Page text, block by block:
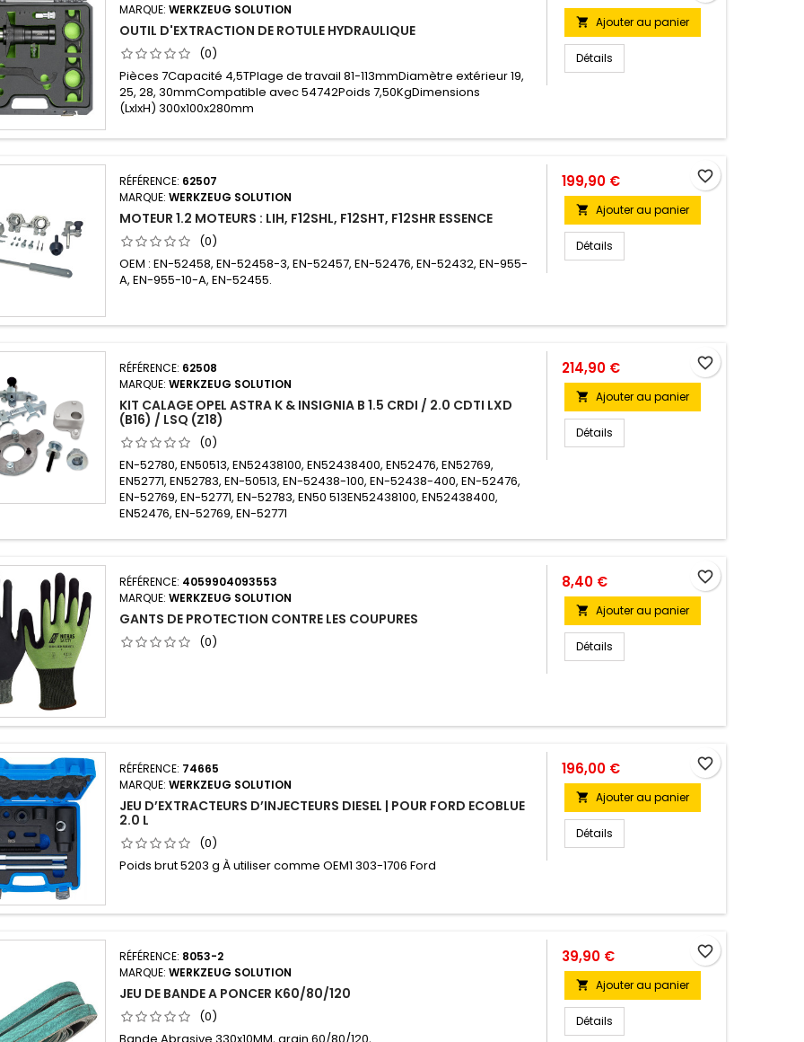
MARQUE:WERKZEUG SOLUTION
OUTIL D'EXTRACTION DE ROTULE HYDRAULIQUE
(0)
Pièces 7Capacité 4,5TPlage de travail 81-113mmDiamètre extérieur 19,
25, 28, 30mmCompatible avec 54742Poids 7,50KgDimensions
(LxlxH) 300x100x280mm
 Ajouter au panier
Détails
RÉFÉRENCE: 62507
MARQUE:WERKZEUG SOLUTION
MOTEUR 1.2 MOTEURS : LIH, F12SHL, F12SHT, F12SHR ESSENCE
(0)
OEM : EN-52458, EN-52458-3, EN-52457, EN-52476, EN-52432, EN-955-
A, EN-955-10-A, EN-52455.
199,90 €
 Ajouter au panier
Détails
favorite_border
RÉFÉRENCE: 62508
MARQUE:WERKZEUG SOLUTION
KIT CALAGE OPEL ASTRA K & INSIGNIA B 1.5 CRDI / 2.0 CDTI LXD
(B16) / LSQ (Z18)
(0)
EN-52780, EN50513, EN52438100, EN52438400, EN52476, EN52769,
EN52771, EN52783, EN-50513, EN-52438-100, EN-52438-400, EN-52476,
EN-52769, EN-52771, EN-52783, EN50 513EN52438100, EN52438400,
EN52476, EN-52769, EN-52771
214,90 €
 Ajouter au panier
Détails
favorite_border
RÉFÉRENCE: 4059904093553
MARQUE:WERKZEUG SOLUTION
GANTS DE PROTECTION CONTRE LES COUPURES
(0)
8,40 €
 Ajouter au panier
Détails
favorite_border
RÉFÉRENCE: 74665
MARQUE:WERKZEUG SOLUTION
JEU D’EXTRACTEURS D’INJECTEURS DIESEL | POUR FORD ECOBLUE
2.0 L
(0)
Poids brut 5203 g À utiliser comme OEM1 303-1706 Ford
196,00 €
 Ajouter au panier
Détails
favorite_border
RÉFÉRENCE: 8053-2
MARQUE:WERKZEUG SOLUTION
JEU DE BANDE A PONCER K60/80/120
(0)
39,90 €
 Ajouter au panier
Détails
favorite_border